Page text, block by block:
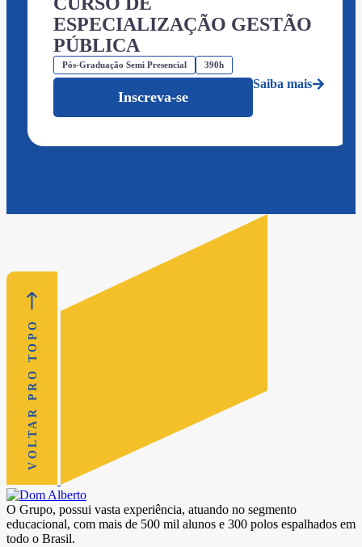
ESPECIALIZAÇÃO GESTÃO
PÚBLICA
Pós-Graduação Semi Presencial 390h
Inscreva-se
Saiba mais
VOLTAR PRO TOPO
O Grupo, possui vasta experiência, atuando no segmento
educacional, com mais de 500 mil alunos e 300 polos espalhados em
todo o Brasil.